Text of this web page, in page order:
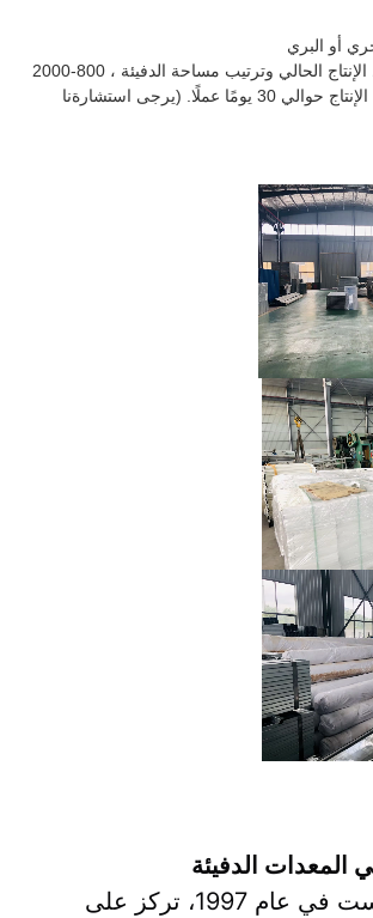
(2) الوقت: وفقًا لخط الإنتاج الحالي وترتيب مساحة الدفيئة ، 800-2000
متر مربع عادي. وقت الإنتاج حوالي 30 يومًا عملًا. (يرجى استشارةنا